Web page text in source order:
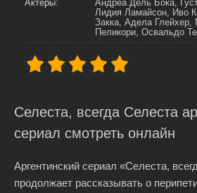
Актёры:
Андреа Дель Бока,
Лидия Ламайсон, Иво
Закка, Адела Глейхер,
Пеликори, Освальдо
Селеста, всегда Селеста
сериал смотреть онлайн
Аргентинский сериал «Селеста,
продолжает рассказывать о